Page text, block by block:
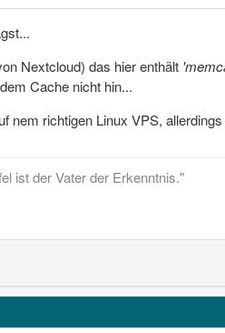
Nextcloud) das hier enthält
Cache nicht hin...
nem richtigen Linux VPS,
ist der Vater der Erkenntnis."